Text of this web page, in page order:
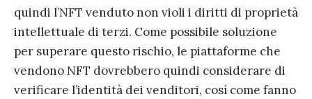
quindi l’NFT venduto non violi i diritti di proprietà
intellettuale di terzi. Come possibile soluzione
per superare questo rischio, le piattaforme che
vendono NFT dovrebbero quindi considerare di
verificare l’identità dei venditori, così come fanno